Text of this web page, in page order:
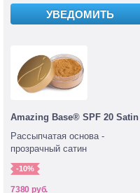
УВЕДОМИТЬ
Amazing Base® SPF 20 Satin
Рассыпчатая основа -
прозрачный сатин
-10%
7380 руб.